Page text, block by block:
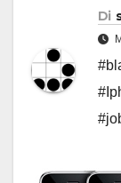
Di